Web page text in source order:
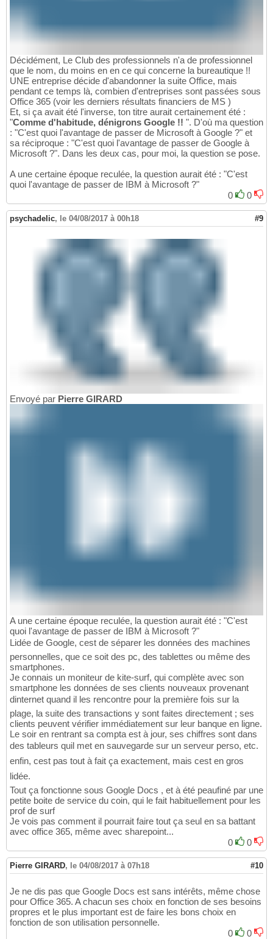
Décidément, Le Club des professionnels n'a de professionnel
que le nom, du moins en en ce qui concerne la bureautique !!
UNE entreprise décide d'abandonner la suite Office, mais
pendant ce temps là, combien d'entreprises sont passées sous
Office 365 (voir les derniers résultats financiers de MS )
Et, si ça avait été l'inverse, ton titre aurait certainement été :
"Comme d'habitude, dénigrons Google !! ". D'où ma question
: "C'est quoi l'avantage de passer de Microsoft à Google ?" et
sa réciproque : "C'est quoi l'avantage de passer de Google à
Microsoft ?". Dans les deux cas, pour moi, la question se pose.
A une certaine époque reculée, la question aurait été : "C'est
quoi l'avantage de passer de IBM à Microsoft ?"
0
0
psychadelic, le 04/08/2017 à 00h18 #9
Envoyé par Pierre GIRARD
A une certaine époque reculée, la question aurait été : "C'est
quoi l'avantage de passer de IBM à Microsoft ?"
Lidée de Google, cest de séparer les données des machines
personnelles, que ce soit des pc, des tablettes ou même des
smartphones.
Je connais un moniteur de kite-surf, qui complète avec son
smartphone les données de ses clients nouveaux provenant
dinternet quand il les rencontre pour la première fois sur la
plage, la suite des transactions y sont faites directement ; ses
clients peuvent vérifier immédiatement sur leur banque en ligne.
Le soir en rentrant sa compta est à jour, ses chiffres sont dans
des tableurs quil met en sauvegarde sur un serveur perso, etc.
enfin, cest pas tout à fait ça exactement, mais cest en gros
lidée.
Tout ça fonctionne sous Google Docs , et à été peaufiné par une
petite boite de service du coin, qui le fait habituellement pour les
prof de surf
Je vois pas comment il pourrait faire tout ça seul en sa battant
avec office 365, même avec sharepoint...
0
0
Pierre GIRARD, le 04/08/2017 à 07h18 #10
Je ne dis pas que Google Docs est sans intérêts, même chose
pour Office 365. A chacun ses choix en fonction de ses besoins
propres et le plus important est de faire les bons choix en
fonction de son utilisation personnelle.
0
0